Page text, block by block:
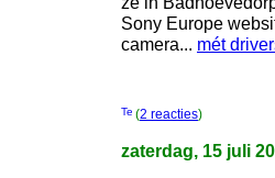
Sony Europe
camera... mét
(2 reacties)
zaterdag, 15 juli